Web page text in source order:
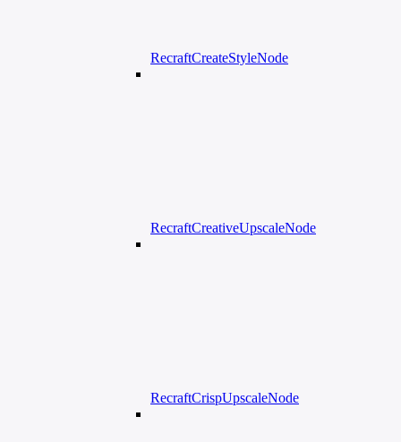
RecraftCreateStyleNode
RecraftCreativeUpscaleNode
RecraftCrispUpscaleNode